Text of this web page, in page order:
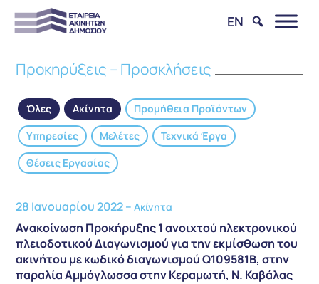
EN
Προκηρύξεις – Προσκλήσεις
Όλες Ακίνητα
Προμήθεια Προϊόντων
Υπηρεσίες
Μελέτες
Τεχνικά Έργα
Θέσεις Εργασίας
28 Ιανουαρίου 2022 –Ακίνητα
Ανακοίνωση Προκήρυξης 1 ανοιχτού ηλεκτρονικού
πλειοδοτικού Διαγωνισμού για την εκμίσθωση του
ακινήτου με κωδικό διαγωνισμού Q109581B, στην
παραλία Αμμόγλωσσα στην Κεραμωτή, Ν. Καβάλας